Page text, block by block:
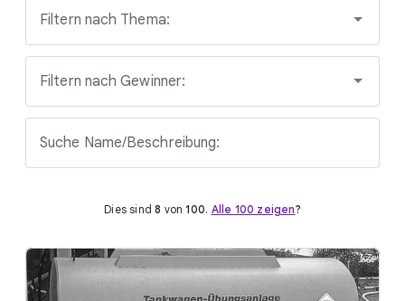
Filtern nach Thema:
Filtern nach Gewinner:
Suche Name/Beschreibung:
Dies sind8 von100. Alle 100 zeigen?